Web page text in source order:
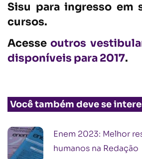
Sisu para ingresso em
cursos.
Acesseoutros
disponíveis para 2017.
Você também deve se
Enem 2023: Melhor
humanos na Redação